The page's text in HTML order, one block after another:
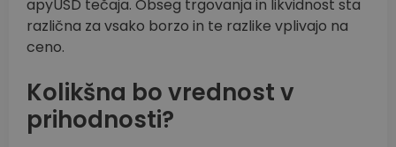
apyUSD tečaja. Obseg trgovanja in likvidnost sta
različna za vsako borzo in te razlike vplivajo na
ceno.
Kolikšna bo vrednost v
prihodnosti?